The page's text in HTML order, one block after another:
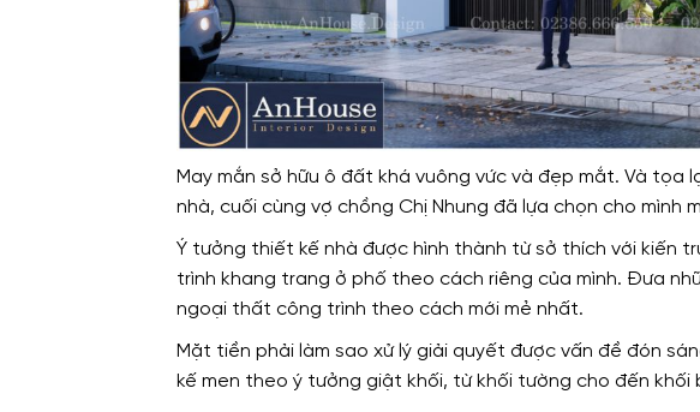
May mắn sở hữu ô đất khá vuông vức và đẹp mắt. Và tọa
nhà, cuối cùng vợ chồng Chị Nhung đã lựa chọn cho
Ý tưởng thiết kế nhà được hình thành từ sở thích với kiến
trình khang trang ở phố theo cách riêng của mình. Đưa
ngoại thất công trình theo cách mới mẻ nhất.
Mặt tiền phải làm sao xử lý giải quyết được vấn đề đón
kế men theo ý tưởng giật khối, từ khối tường cho đến